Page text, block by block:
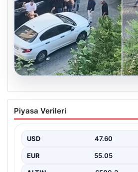
05.08.2026
Beyoğlu’nda çıplak adam
Motosikletin önüne atladı,
{"title": "Beyoğlu'nda Çıplak Adamın
yaşanan olay,…
Piyasa Verileri
USD 47.60
EUR 55.05